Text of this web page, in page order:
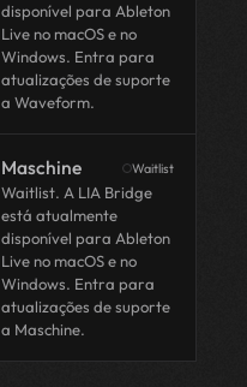
disponível para Ableton
Live no macOS e no
Windows. Entra para
atualizações de suporte
a Waveform.
Maschine Waitlist
Waitlist. A LIA Bridge
está atualmente
disponível para Ableton
Live no macOS e no
Windows. Entra para
atualizações de suporte
a Maschine.